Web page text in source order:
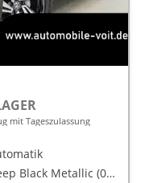
mit Tageszulassung
Deep Black Metallic (0E)